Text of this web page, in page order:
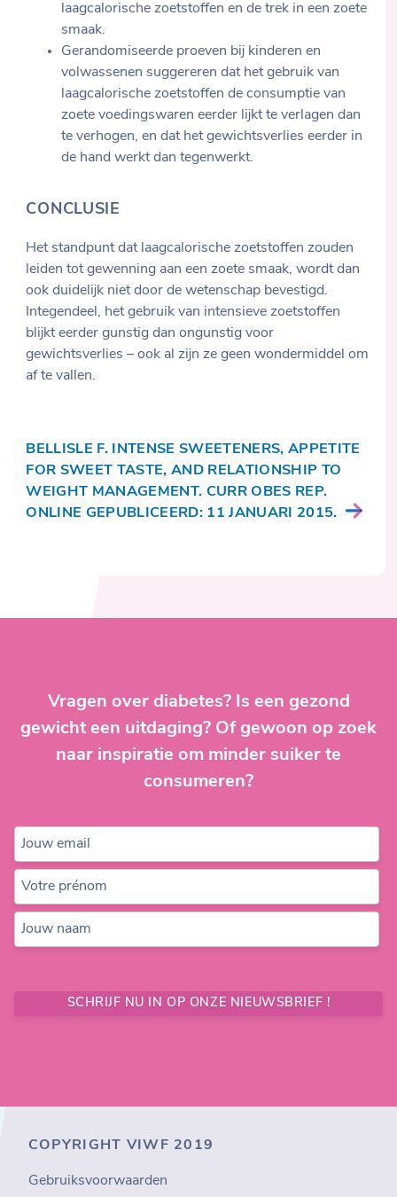
laagcalorische zoetstoffen en de trek in een zoete
smaak.
Gerandomiseerde proeven bij kinderen en
volwassenen suggereren dat het gebruik van
laagcalorische zoetstoffen de consumptie van
zoete voedingswaren eerder lijkt te verlagen dan
te verhogen, en dat het gewichtsverlies eerder in
de hand werkt dan tegenwerkt.
CONCLUSIE
Het standpunt dat laagcalorische zoetstoffen zouden
leiden tot gewenning aan een zoete smaak, wordt dan
ook duidelijk niet door de wetenschap bevestigd.
Integendeel, het gebruik van intensieve zoetstoffen
blijkt eerder gunstig dan ongunstig voor
gewichtsverlies – ook al zijn ze geen wondermiddel om
af te vallen.
BELLISLE F. INTENSE SWEETENERS, APPETITE
FOR SWEET TASTE, AND RELATIONSHIP TO
WEIGHT MANAGEMENT. CURR OBES REP.
ONLINE GEPUBLICEERD: 11 JANUARI 2015.
Vragen over diabetes? Is een gezond
gewicht een uitdaging? Of gewoon op zoek
naar inspiratie om minder suiker te
consumeren?
Jouw email
Votre prénom
Jouw naam
SCHRIJF NU IN OP ONZE NIEUWSBRIEF !
COPYRIGHT VIWF 2019
Gebruiksvoorwaarden